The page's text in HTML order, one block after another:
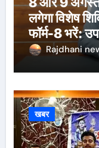
लगेगा विशेष
फॉर्म-8 भरें:
Rajdhani
खबर